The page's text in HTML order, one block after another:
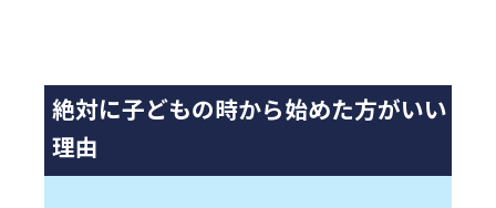
絶対に子どもの時から始めた方がいい
理由